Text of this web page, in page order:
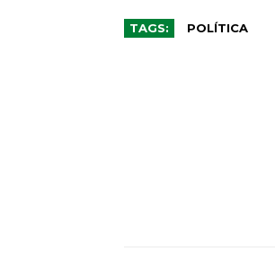
TAGS: POLÍTICA